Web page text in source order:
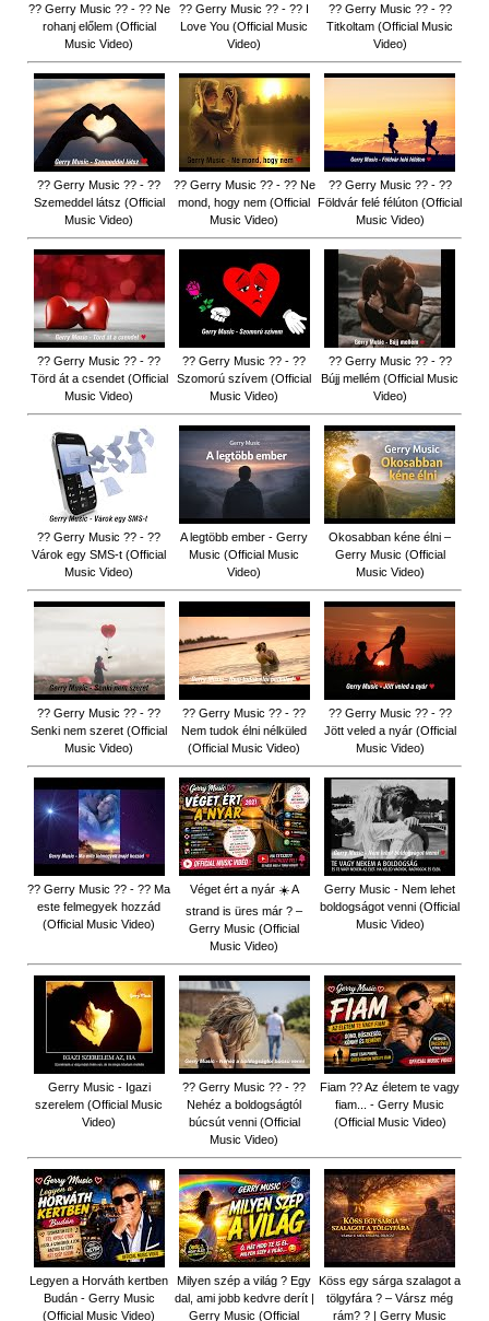
?? Gerry Music ?? - ?? Ne
rohanj előlem (Official
Music Video)
?? Gerry Music ?? - ?? I
Love You (Official Music
Video)
?? Gerry Music ?? - ??
Titkoltam (Official Music
Video)
?? Gerry Music ?? - ??
Szemeddel látsz (Official
Music Video)
?? Gerry Music ?? - ?? Ne
mond, hogy nem (Official
Music Video)
?? Gerry Music ?? - ??
Földvár felé félúton (Official
Music Video)
?? Gerry Music ?? - ??
Törd át a csendet (Official
Music Video)
?? Gerry Music ?? - ??
Szomorú szívem (Official
Music Video)
?? Gerry Music ?? - ??
Bújj mellém (Official Music
Video)
?? Gerry Music ?? - ??
Várok egy SMS-t (Official
Music Video)
A legtöbb ember - Gerry
Music (Official Music
Video)
Okosabban kéne élni –
Gerry Music (Official
Music Video)
?? Gerry Music ?? - ??
Senki nem szeret (Official
Music Video)
?? Gerry Music ?? - ??
Nem tudok élni nélküled
(Official Music Video)
?? Gerry Music ?? - ??
Jött veled a nyár (Official
Music Video)
?? Gerry Music ?? - ?? Ma
este felmegyek hozzád
(Official Music Video)
Véget ért a nyár ☀️ A
strand is üres már ? –
Gerry Music (Official
Music Video)
Gerry Music - Nem lehet
boldogságot venni (Official
Music Video)
Gerry Music - Igazi
szerelem (Official Music
Video)
?? Gerry Music ?? - ??
Nehéz a boldogságtól
búcsút venni (Official
Music Video)
Fiam ?‍? Az életem te vagy
fiam... - Gerry Music
(Official Music Video)
Legyen a Horváth kertben
Budán - Gerry Music
(Official Music Video)
Milyen szép a világ ? Egy
dal, ami jobb kedvre derít |
Gerry Music (Official
Köss egy sárga szalagot a
tölgyfára ?️ – Vársz még
rám? ? | Gerry Music